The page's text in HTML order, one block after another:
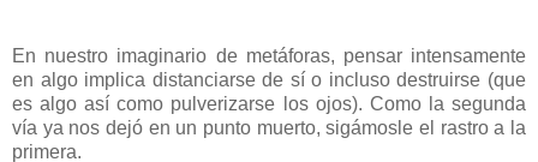
En nuestro imaginario de metáforas, pensar intensamente
en algo implica distanciarse de sí o incluso destruirse (que
es algo así como pulverizarse los ojos). Como la segunda
vía ya nos dejó en un punto muerto, sigámosle el rastro a la
primera.